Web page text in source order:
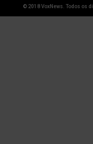
© 2018 VoxNews. Todos os